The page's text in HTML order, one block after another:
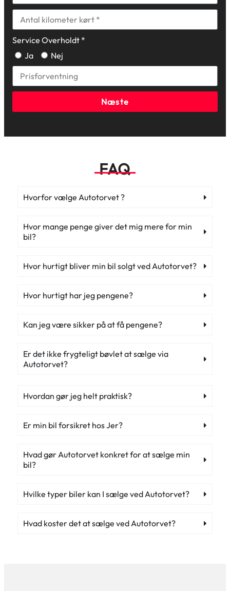
Service Overholdt *
Ja
Nej
Næste
FAQ
Hvorfor vælge Autotorvet ?
Hvor mange penge giver det mig mere for min
bil?
Hvor hurtigt bliver min bil solgt ved Autotorvet?
Hvor hurtigt har jeg pengene?
Kan jeg være sikker på at få pengene?
Er det ikke frygteligt bøvlet at sælge via
Autotorvet?
Hvordan gør jeg helt praktisk?
Er min bil forsikret hos Jer?
Hvad gør Autotorvet konkret for at sælge min
bil?
Hvilke typer biler kan I sælge ved Autotorvet?
Hvad koster det at sælge ved Autotorvet?